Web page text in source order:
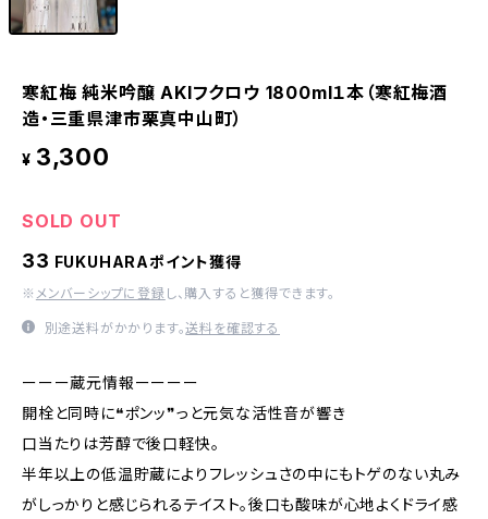
寒紅梅 純米吟醸 AKIフクロウ 1800ml１本（寒紅梅酒
造・三重県津市栗真中山町）
¥ 3,300
SOLD OUT
33 FUKUHARAポイント獲得
※ メンバーシップに登録 し、購入すると獲得できます。
別途送料がかかります。送料を確認する
ーーー蔵元情報ーーーー
開栓と同時に❝ポンッ❞っと元気な活性音が響き
口当たりは芳醇で後口軽快。
半年以上の低温貯蔵によりフレッシュさの中にもトゲのない丸み
がしっかりと感じられるテイスト。後口も酸味が心地よくドライ感